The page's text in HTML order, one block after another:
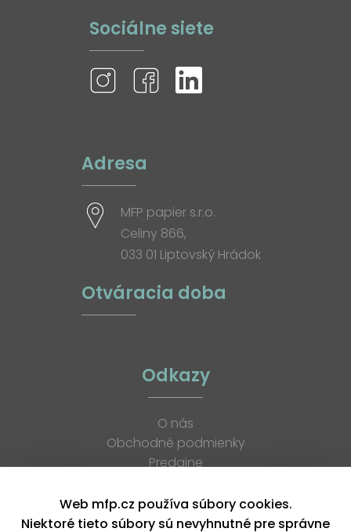
Sociálne siete
Adresa
MFP papier s.r.o.
Celiny 866,
033 01 Liptovský Hrádok
Otváracia doba
Odkazy
O nás
Obchodné podmienky
Predajne
K stiahnutiu
Blog
Web mfp.cz používa súbory cookies.
Niektoré tieto súbory sú nevyhnutné pre správne